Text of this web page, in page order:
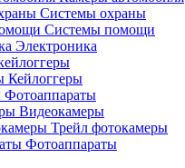
Системы охраны
Системы помощи
Электроника
Кейлоггеры
Видеокамеры
Трейл фотокамеры
Фотоаппараты